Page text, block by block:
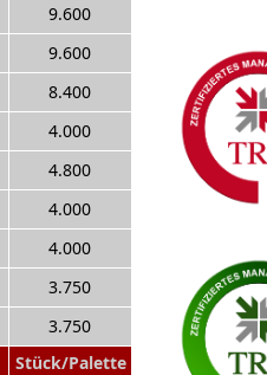
Stück/Palette
9.600
9.600
8.400
4.000
4.800
4.000
4.000
3.750
3.750